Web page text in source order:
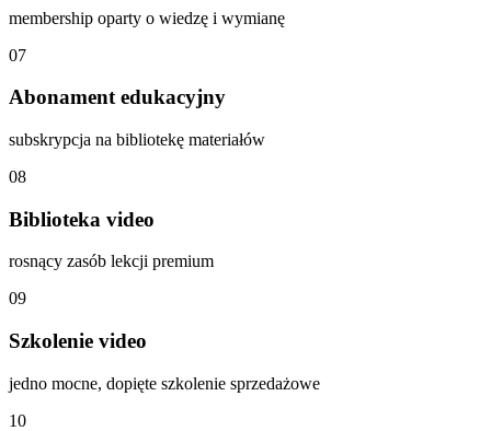
membership oparty o wiedzę i wymianę
07
Abonament edukacyjny
subskrypcja na bibliotekę materiałów
08
Biblioteka video
rosnący zasób lekcji premium
09
Szkolenie video
jedno mocne, dopięte szkolenie sprzedażowe
10